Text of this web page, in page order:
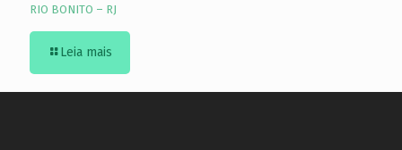
RIO BONITO – RJ
Leia mais